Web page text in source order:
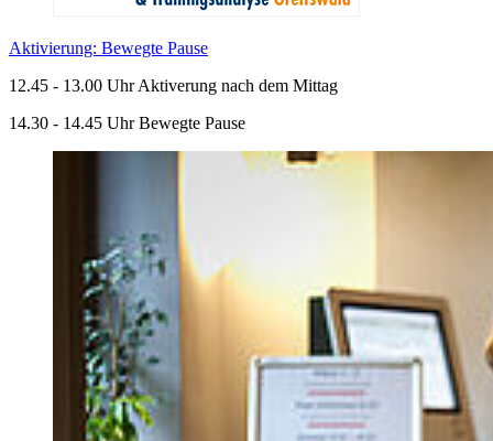
Aktivierung: Bewegte Pause
12.45 - 13.00 Uhr Aktiverung nach dem Mittag
14.30 - 14.45 Uhr Bewegte Pause